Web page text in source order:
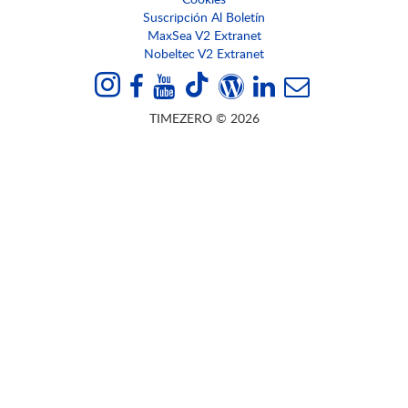
Suscripción Al Boletín
MaxSea V2 Extranet
Nobeltec V2 Extranet
TIMEZERO © 2026